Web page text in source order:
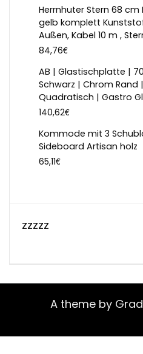
Herrnhuter Stern 68 cm
gelb komplett
Außen, Kabel 10 m ,
84,76€
AB | Glastischplatte |
Schwarz | Chrom Rand |
Quadratisch | Gastro
140,62€
Kommode mit 3
Sideboard Artisan holz
65,11€
zzzzz
A theme by